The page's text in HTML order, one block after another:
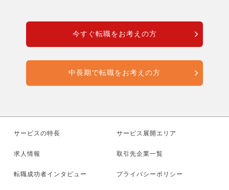
今すぐ転職をお考えの方
中長期で転職をお考えの方
サービスの特長
求人情報
転職成功者インタビュー
サービス展開エリア
取引先企業一覧
プライバシーポリシー